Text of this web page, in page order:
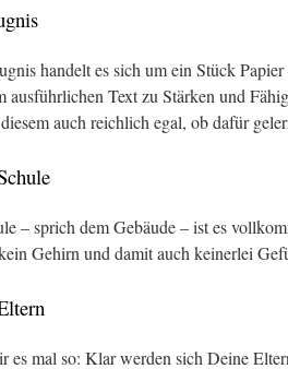
handelt es sich um ein Stück
ausführlichen Text zu Stärken und
auch reichlich egal, ob dafür
– sprich dem Gebäude – ist es
Gehirn und damit auch keinerlei
es mal so: Klar werden sich Deine